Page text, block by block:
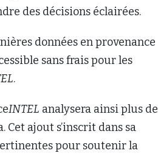
des décisions éclairées.
données en provenance
sans frais pour les
.
INTEL analysera ainsi plus de
Cet ajout s’inscrit dans sa
pour soutenir la